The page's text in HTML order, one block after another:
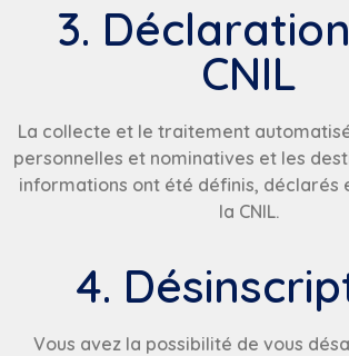
3.
CNIL
La collecte et le traitement
personnelles et nominatives et les
informations ont été définis, déclarés
la CNIL.
4.
Vous avez la possibilité de vous